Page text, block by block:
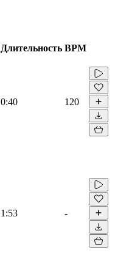
Длительность BPM
0:40 120
1:53 -